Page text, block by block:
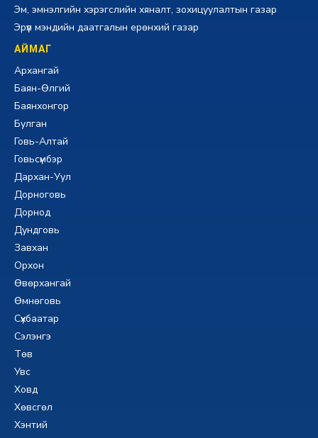
Эм, эмнэлгийн хэрэгслийн хяналт, зохицуулалтын газар
Эрүүл мэндийн даатгалын ерөнхий газар
АЙМАГ
Архангай
Баян-Өлгий
Баянхонгор
Булган
Говь-Алтай
Говьсүмбэр
Дархан-Уул
Дорноговь
Дорнод
Дундговь
Завхан
Орхон
Өвөрхангай
Өмнөговь
Сүхбаатар
Сэлэнгэ
Төв
Увс
Ховд
Хөвсгөл
Хэнтий